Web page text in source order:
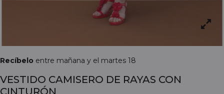
Recíbelo entre mañana y el martes 18
VESTIDO CAMISERO DE RAYAS CON
CINTURÓN